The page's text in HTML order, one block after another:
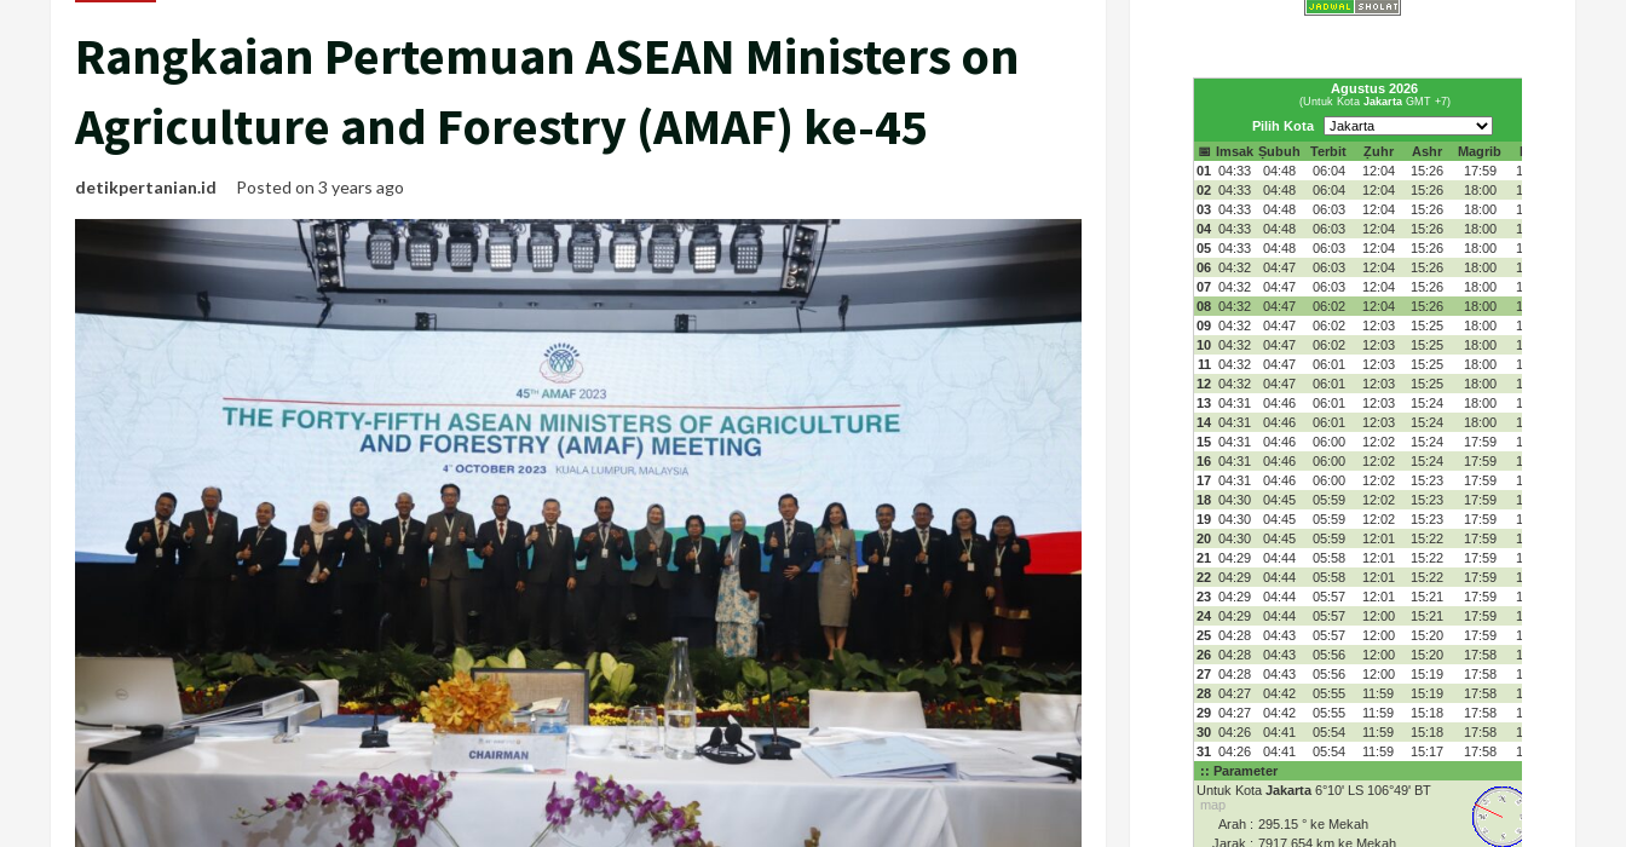
Rangkaian Pertemuan ASEAN Ministers on
Agriculture and Forestry (AMAF) ke-45
detikpertanian.id Posted on 3 years ago